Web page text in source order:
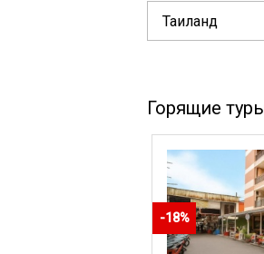
Таиланд
Горящие
-18%